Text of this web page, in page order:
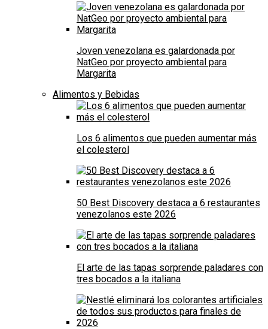
Joven venezolana es galardonada por
NatGeo por proyecto ambiental para
Margarita
Alimentos y Bebidas
Los 6 alimentos que pueden aumentar más
el colesterol
50 Best Discovery destaca a 6 restaurantes
venezolanos este 2026
El arte de las tapas sorprende paladares con
tres bocados a la italiana